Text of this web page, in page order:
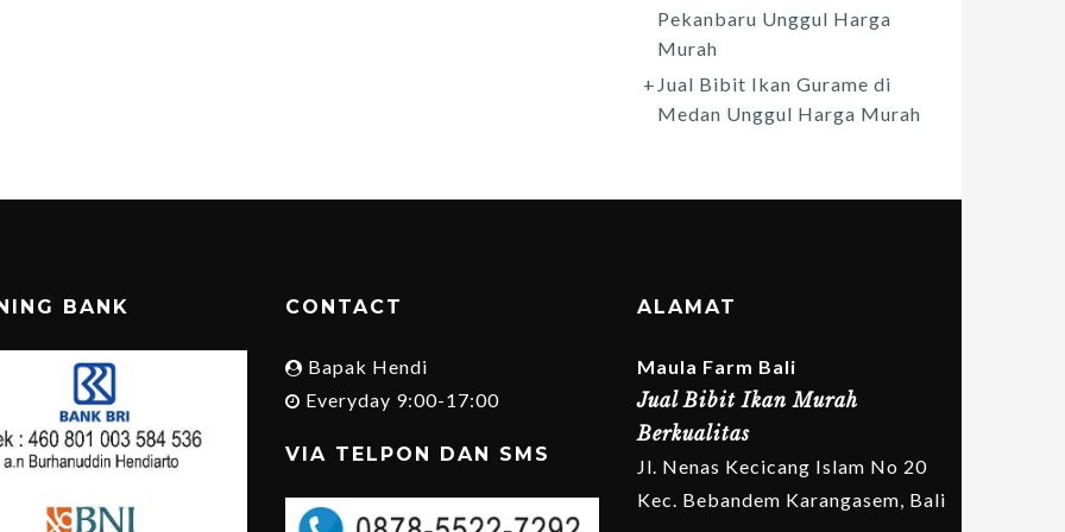
Pekanbaru Unggul Harga
Murah
Jual Bibit Ikan Gurame di
Medan Unggul Harga Murah
BANK CONTACT
Bapak Hendi
Everyday 9:00-17:00
VIA TELPON DAN SMS
ALAMAT
Maula Farm Bali
Jual Bibit Ikan Murah
Berkualitas
Jl. Nenas Kecicang Islam No 20
Kec. Bebandem Karangasem, Bali